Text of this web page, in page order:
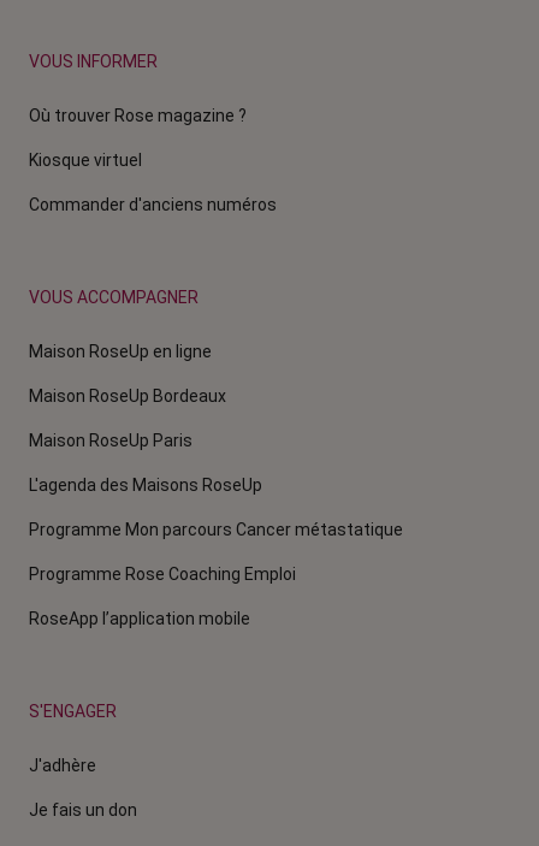
VOUS INFORMER
Où trouver Rose magazine ?
Kiosque virtuel
Commander d'anciens numéros
VOUS ACCOMPAGNER
Maison RoseUp en ligne
Maison RoseUp Bordeaux
Maison RoseUp Paris
L'agenda des Maisons RoseUp
Programme Mon parcours Cancer métastatique
Programme Rose Coaching Emploi
RoseApp l’application mobile
S'ENGAGER
J'adhère
Je fais un don